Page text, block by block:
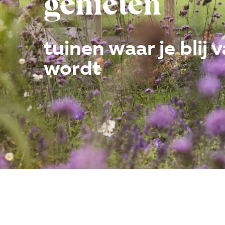
tuinen waar je blij
wordt